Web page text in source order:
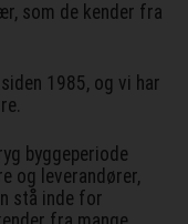
som de kender fra
1985, og vi har
byggeperiode
og leverandører,
stå inde for